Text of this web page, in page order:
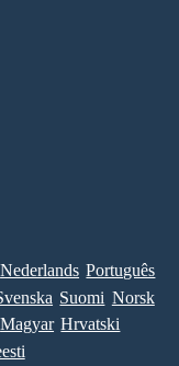
Nederlands Português
Suomi Norsk
Magyar Hrvatski